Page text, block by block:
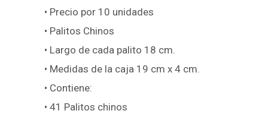
• Precio por 10 unidades
• Palitos Chinos
• Largo de cada palito 18 cm.
• Medidas de la caja 19 cm x 4 cm.
• Contiene:
• 41 Palitos chinos